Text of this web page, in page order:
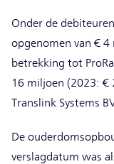
Onder de
opgenomen van €
betrekking tot
16 miljoen (2023:
Translink Systems
De
verslagdatum was